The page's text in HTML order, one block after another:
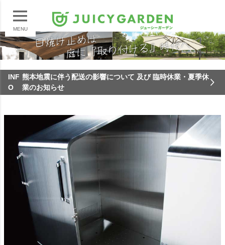
MENU
INF
O
熊本地震に伴う配送の影響について 及び 臨時休業・夏季休
業のお知らせ